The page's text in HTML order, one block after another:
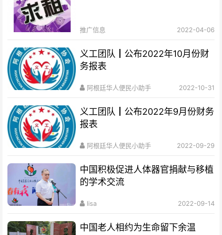
推广信息 2022-04-06
义工团队┃公布2022年10月份财
务报表
阿根廷华人便民小助手 2022-10-31
义工团队┃公布2022年9月份财务
报表
阿根廷华人便民小助手 2022-09-29
中国积极促进人体器官捐献与移植
的学术交流
lisa 2022-09-14
中国老人相约为生命留下余温